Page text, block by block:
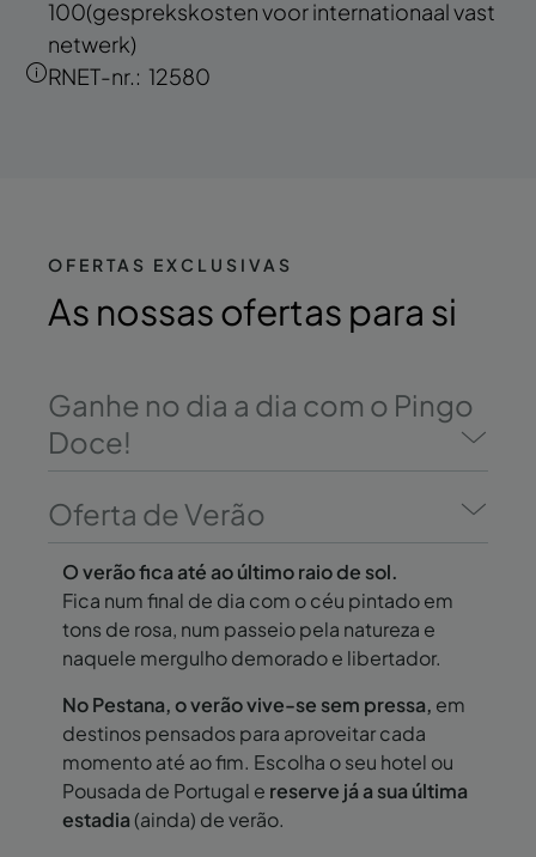
100(gesprekskosten voor internationaal vast
netwerk)
RNET-nr.: 12580
OFERTAS EXCLUSIVAS
As nossas ofertas para si
Ganhe no dia a dia com o Pingo
Doce!
Oferta de Verão
O verão fica até ao último raio de sol.
Fica num final de dia com o céu pintado em
tons de rosa, num passeio pela natureza e
naquele mergulho demorado e libertador.
No Pestana, o verão vive-se sem pressa, em
destinos pensados para aproveitar cada
momento até ao fim. Escolha o seu hotel ou
Pousada de Portugal e reserve já a sua última
estadia (ainda) de verão.